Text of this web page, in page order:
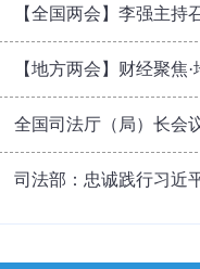
【全国两会】李强主持
【地方两会】财经聚焦
全国司法厅（局）长会
司法部：忠诚践行习近